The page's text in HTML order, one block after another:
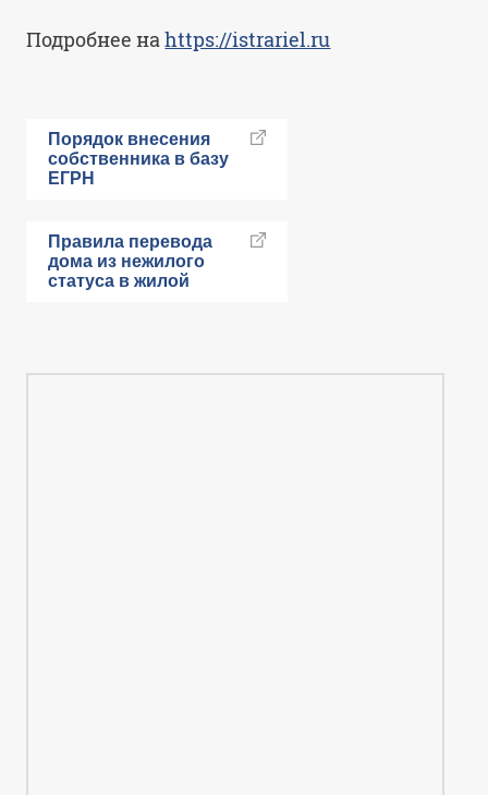
Подробнее наhttps://istrariel.ru
Порядок внесения
собственника в базу
ЕГРН
Правила перевода
дома из нежилого
статуса в жилой